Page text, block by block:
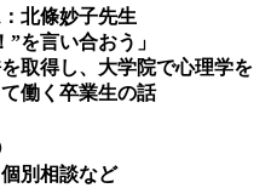
北條妙子先生
”を言い合おう」
取得し、大学院で心理学を
働く卒業生の話
別相談など